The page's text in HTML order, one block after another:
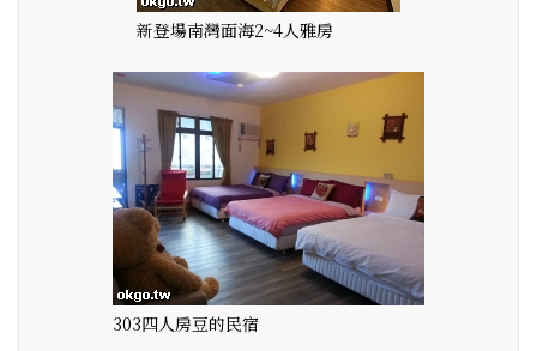
新登場南灣面海2~4人雅房
303四人房豆的民宿